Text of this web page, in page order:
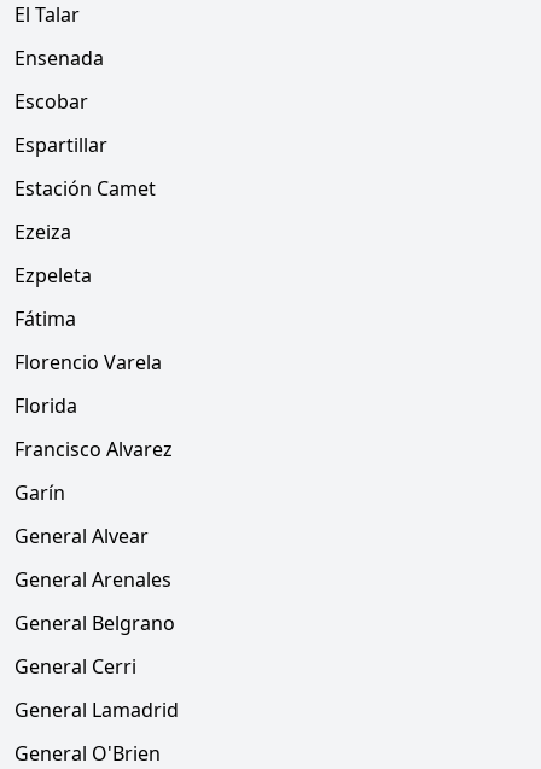
El Talar
Ensenada
Escobar
Espartillar
Estación Camet
Ezeiza
Ezpeleta
Fátima
Florencio Varela
Florida
Francisco Alvarez
Garín
General Alvear
General Arenales
General Belgrano
General Cerri
General Lamadrid
General O'Brien